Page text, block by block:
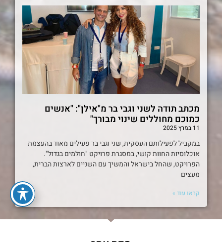
מכתב תודה לשני וגבי בר מ"אילן": "אנשים
כמוכם מחוללים שינוי מבורך"
11 במרץ 2025
במקביל לפעילותם העסקית, שני וגבי בר פעילים מאוד בהעצמת
אוכלוסיות החוות קושי, במסגרת פרויקט "חולמים בגדול".
הפרויקט, שהחל בישראל והמשיך עם השניים לארצות הברית,
מעצים
קראו עוד »